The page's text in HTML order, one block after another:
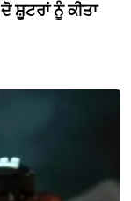
ਨੂੰ ਕੀਤਾ